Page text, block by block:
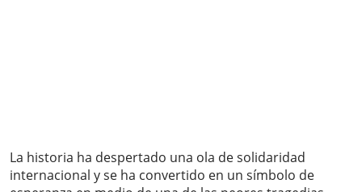
La historia ha despertado una ola de solidaridad
internacional y se ha convertido en un símbolo de